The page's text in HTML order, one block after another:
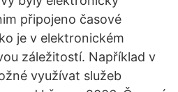
připojeno časové
je v elektronickém
záležitostí. Například v
využívat služeb